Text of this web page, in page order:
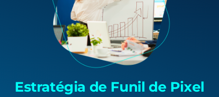
Estratégia de Funil de Pixel